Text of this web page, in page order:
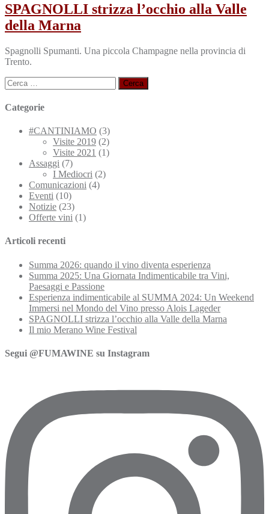
SPAGNOLLI strizza l’occhio alla Valle
della Marna
Spagnolli Spumanti. Una piccola Champagne nella provincia di
Trento.
Ricerca
per:
Categorie
#CANTINIAMO (3)
Visite 2019 (2)
Visite 2021 (1)
Assaggi (7)
I Mediocri (2)
Comunicazioni (4)
Eventi (10)
Notizie (23)
Offerte vini (1)
Articoli recenti
Summa 2026: quando il vino diventa esperienza
Summa 2025: Una Giornata Indimenticabile tra Vini,
Paesaggi e Passione
Esperienza indimenticabile al SUMMA 2024: Un Weekend
Immersi nel Mondo del Vino presso Alois Lageder
SPAGNOLLI strizza l’occhio alla Valle della Marna
Il mio Merano Wine Festival
Segui @FUMAWINE su Instagram